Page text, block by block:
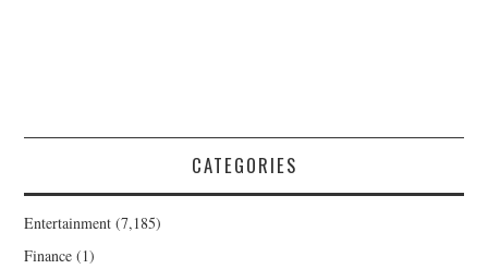
CATEGORIES
Entertainment (7,185)
Finance (1)